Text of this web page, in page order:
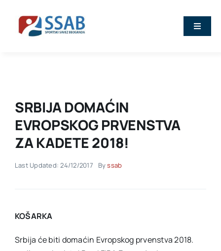
content
Toggle
Kalendar
Stručna predavanja
Akti SSAB
SRBIJA DOMAĆIN
EVROPSKOG PRVENSTVA
ZA KADETE 2018!
Last Updated: 24/12/2017 Byssab
KOŠARKA
Srbija će biti domaćin Evropskog prvenstva 2018.